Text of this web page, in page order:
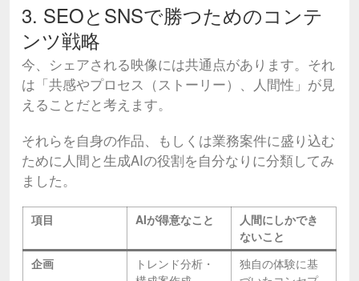
3. SEOとSNSで勝つためのコンテ
ンツ戦略
今、シェアされる映像には共通点があります。それ
は「共感やプロセス（ストーリー）、人間性」が見
えることだと考えます。
それらを自身の作品、もしくは業務案件に盛り込む
ために人間と生成AIの役割を自分なりに分類してみ
ました。
項目 AIが得意なこと
人間にしかでき
ないこと
企画
トレンド分析・
独自の体験に基